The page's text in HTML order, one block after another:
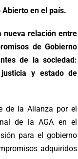
en el país.
nueva relación entre
de Gobierno
de la sociedad:
y estado de
de la Alianza por el
de la AGA en el
para el gobierno
adquiridos